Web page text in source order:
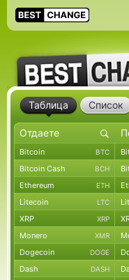
Таблица Список
Bitcoin BTC
Bitcoin Cash BCH
Ethereum ETH
Litecoin LTC
XRP XRP
Monero XMR
Dogecoin DOGE
Dash DASH